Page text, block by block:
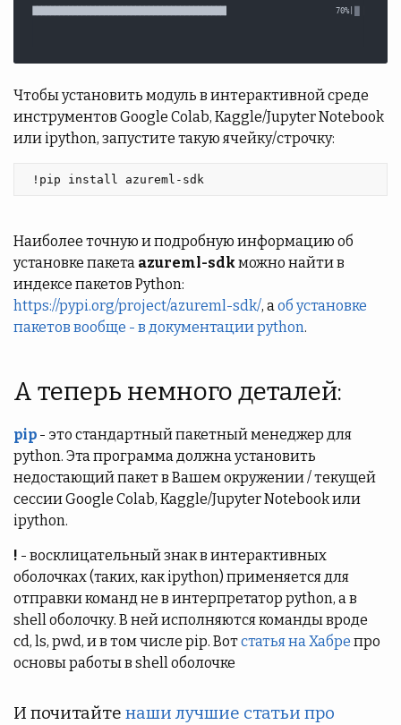
Чтобы установить модуль в интерактивной среде
инструментов Google Colab, Kaggle/Jupyter Notebook
или ipython, запустите такую ячейку/строчку:
!pip install azureml-sdk
Наиболее точную и подробную информацию об
установке пакета azureml-sdkможно найти в
индексе пакетов Python:
https://pypi.org/project/azureml-sdk/, аоб установке
пакетов вообще - в документации python.
А теперь немного деталей:
pip - это стандартный пакетный менеджер для
python. Эта программа должна установить
недостающий пакет в Вашем окружении / текущей
сессии Google Colab, Kaggle/Jupyter Notebook или
ipython.
! - восклицательный знак в интерактивных
оболочках (таких, как ipython) применяется для
отправки команд не в интерпретатор python, а в
shell оболочку. В ней исполняются команды вроде
cd, ls, pwd, и в том числе pip. Вотстатья на Хабре про
основы работы в shell оболочке
И почитайте наши лучшие статьи про